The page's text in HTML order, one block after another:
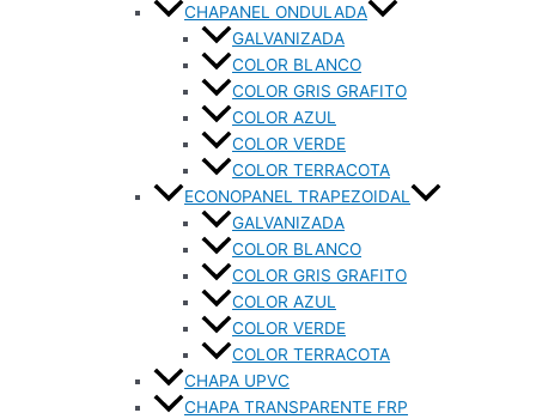
CHAPANEL ONDULADA
GALVANIZADA
COLOR BLANCO
COLOR GRIS GRAFITO
COLOR AZUL
COLOR VERDE
COLOR TERRACOTA
ECONOPANEL TRAPEZOIDAL
GALVANIZADA
COLOR BLANCO
COLOR GRIS GRAFITO
COLOR AZUL
COLOR VERDE
COLOR TERRACOTA
CHAPA UPVC
CHAPA TRANSPARENTE FRP